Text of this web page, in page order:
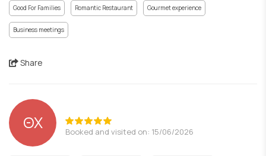
Good For Families Romantic Restaurant Gourmet experience
Business meetings
Share
ΘΧ Booked and visited on: 15/06/2026